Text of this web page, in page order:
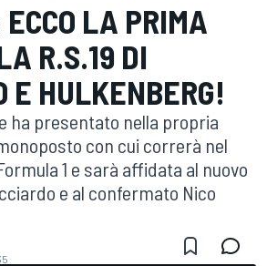
LA PRIMA
R.S.19 DI
E HULKENBERG!
ha presentato nella propria
con cui correrà nel
1 e sarà affidata al nuovo
e al confermato Nico